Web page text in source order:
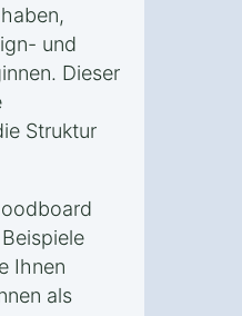
und
Dieser
Struktur
Ihnen
als